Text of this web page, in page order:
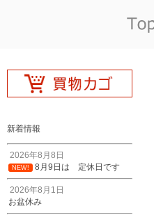
新着情報
2026年8月8日
NEW! 8月9日は 定休日です
2026年8月1日
お盆休み